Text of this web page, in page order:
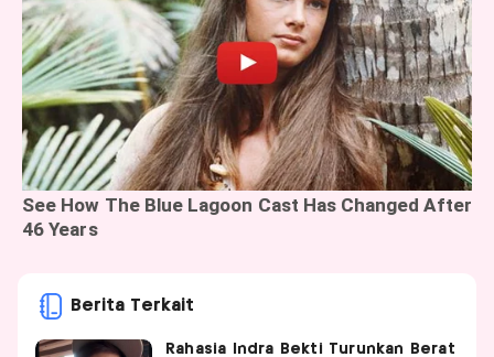
Berita Terkait
Rahasia Indra Bekti Turunkan Berat